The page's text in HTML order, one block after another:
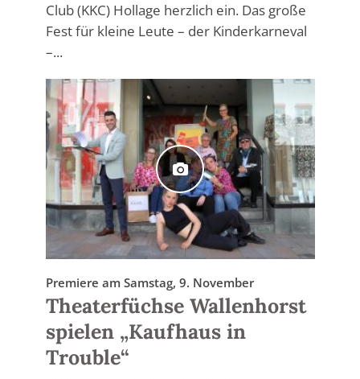
Club (KKC) Hollage herzlich ein. Das große
Fest für kleine Leute – der Kinderkarneval
–...
Premiere am Samstag, 9. November
Theaterfüchse Wallenhorst
spielen „Kaufhaus in
Trouble“